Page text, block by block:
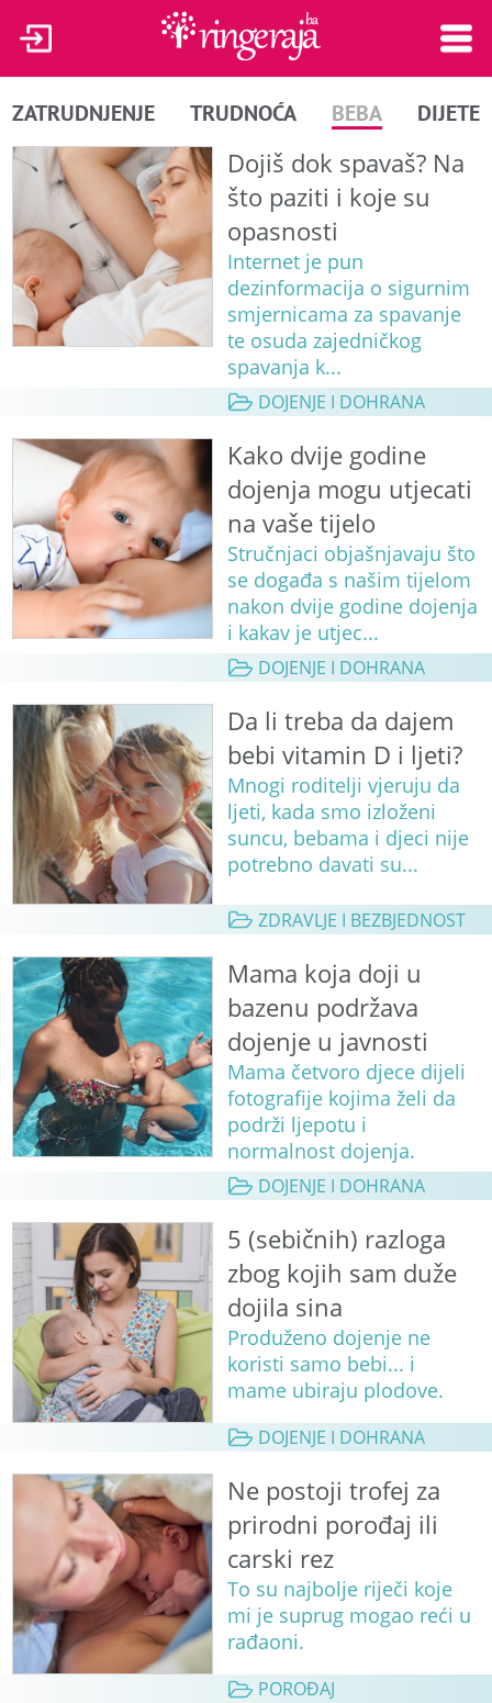
ZATRUDNJENJE TRUDNOĆA BEBA DIJETE
Dojiš dok spavaš? Na
što paziti i koje su
opasnosti
Internet je pun
dezinformacija o sigurnim
smjernicama za spavanje
te osuda zajedničkog
spavanja k...
DOJENJE I DOHRANA
Kako dvije godine
dojenja mogu utjecati
na vaše tijelo
Stručnjaci objašnjavaju što
se događa s našim tijelom
nakon dvije godine dojenja
i kakav je utjec...
DOJENJE I DOHRANA
Da li treba da dajem
bebi vitamin D i ljeti?
Mnogi roditelji vjeruju da
ljeti, kada smo izloženi
suncu, bebama i djeci nije
potrebno davati su...
ZDRAVLJE I BEZBJEDNOST
Mama koja doji u
bazenu podržava
dojenje u javnosti
Mama četvoro djece dijeli
fotografije kojima želi da
podrži ljepotu i
normalnost dojenja.
DOJENJE I DOHRANA
5 (sebičnih) razloga
zbog kojih sam duže
dojila sina
Produženo dojenje ne
koristi samo bebi... i
mame ubiraju plodove.
DOJENJE I DOHRANA
Ne postoji trofej za
prirodni porođaj ili
carski rez
To su najbolje riječi koje
mi je suprug mogao reći u
rađaoni.
POROĐAJ